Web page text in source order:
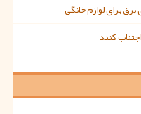
برای لوازم خانگی
کنند